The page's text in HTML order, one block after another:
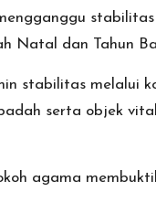
Natal dan Tahun
stabilitas melalui
serta objek
agama